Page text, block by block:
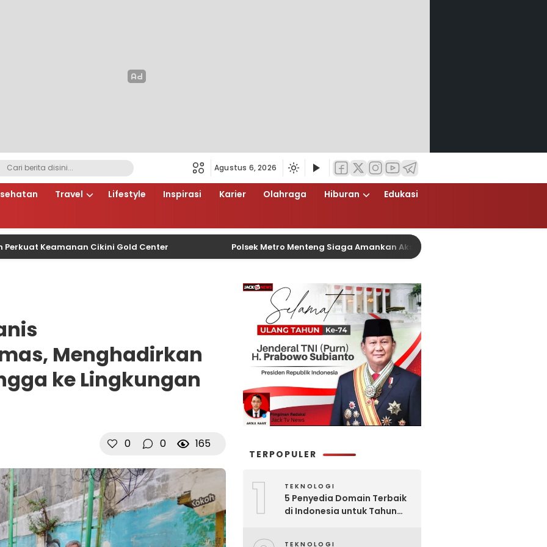
Agustus 6, 2026
Travel Lifestyle Inspirasi Karier Olahraga Hiburan
Edukasi
Keamanan Cikini Gold Center Polsek Metro Menteng Siaga Amankan Aksi Unjuk Rasa di Kantor DPP Partai
Menghadirkan
ke Lingkungan
0 0 165
TERPOPULER
1 TEKNOLOGI
5 Penyedia Domain Terbaik
di Indonesia untuk Tahun
TEKNOLOGI